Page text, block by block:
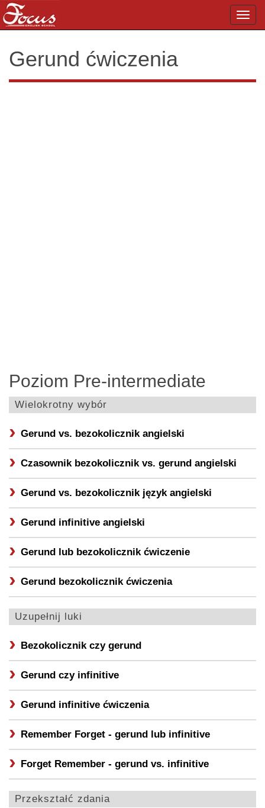
Gerund ćwiczenia
Poziom Pre-intermediate
Wielokrotny wybór
Gerund vs. bezokolicznik angielski
Czasownik bezokolicznik vs. gerund angielski
Gerund vs. bezokolicznik język angielski
Gerund infinitive angielski
Gerund lub bezokolicznik ćwiczenie
Gerund bezokolicznik ćwiczenia
Uzupełnij luki
Bezokolicznik czy gerund
Gerund czy infinitive
Gerund infinitive ćwiczenia
Remember Forget - gerund lub infinitive
Forget Remember - gerund vs. infinitive
Przekształć zdania